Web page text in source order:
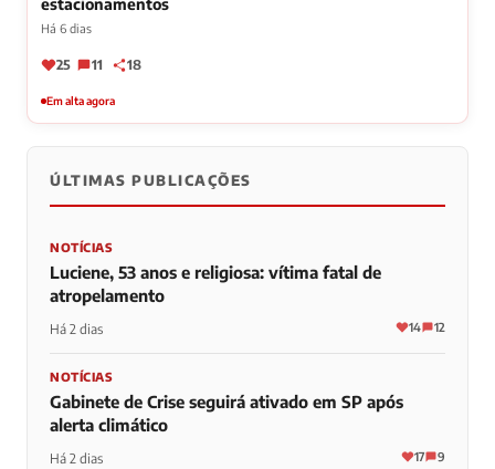
estacionamentos
Há 6 dias
25 11 18
Em alta agora
ÚLTIMAS PUBLICAÇÕES
NOTÍCIAS
Luciene, 53 anos e religiosa: vítima fatal de
atropelamento
Há 2 dias 14 12
NOTÍCIAS
Gabinete de Crise seguirá ativado em SP após
alerta climático
Há 2 dias 17 9